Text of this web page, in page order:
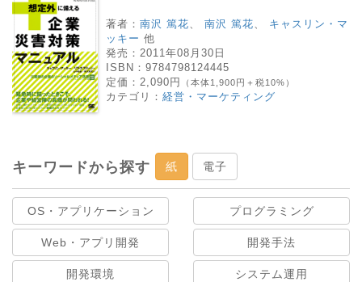
著者： 南沢 篤花 南沢 篤花
キャスリン・マ
ッキー 他
発売： 2011年08月30日
ISBN： 9784798124445
定価： 2,090円 （本体1,900円＋税10%）
カテゴリ： 経営・マーケティング
キーワードから探す 紙 電子
OS・アプリケーション プログラミング
Web・アプリ開発 開発手法
開発環境 システム運用